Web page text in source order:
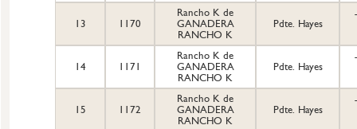
13 1170
Rancho K de
GANADERA
RANCHO K
Pdte. Hayes
14 1171
Rancho K de
GANADERA
RANCHO K
Pdte. Hayes
15 1172
Rancho K de
GANADERA
RANCHO K
Pdte. Hayes